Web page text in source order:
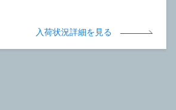
入荷状況詳細を見る